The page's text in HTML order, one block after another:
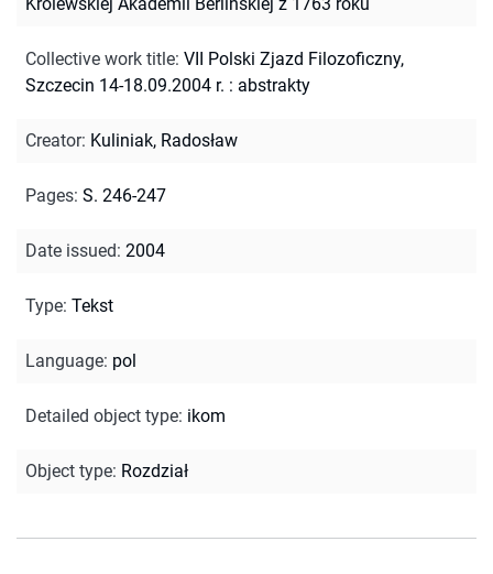
Collective work title: VII Polski Zjazd Filozoficzny,
Szczecin 14-18.09.2004 r. : abstrakty
Creator: Kuliniak, Radosław
Pages: S. 246-247
Date issued: 2004
Type: Tekst
Language: pol
Detailed object type: ikom
Object type: Rozdział